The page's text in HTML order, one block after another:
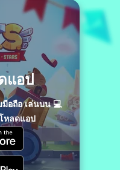
แอป
มือถือ เล่นบน 💻
หลดแอป